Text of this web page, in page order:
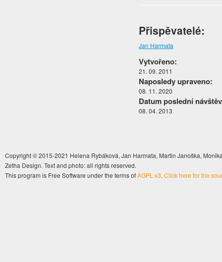
Přispěvatelé:
Jan Harmata
Vytvořeno:
21. 09. 2011
Naposledy upraveno:
08. 11. 2020
Datum poslední
08. 04. 2013
Copyright © 2015-2021 Helena Rybáková, Jan Harmata, Martin Janoška,
Zetha Design. Text and photo: all rights reserved.
This program is Free Software under the terms ofAGPL v3. Click here for the